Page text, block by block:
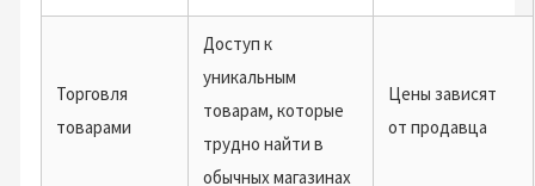
Торговля
товарами
Доступ к
уникальным
товарам, которые
трудно найти в
обычных магазинах
Цены зависят
от продавца